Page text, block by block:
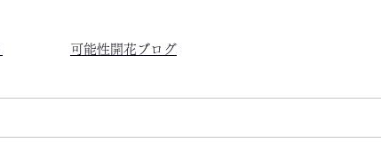
可能性開花ブログ